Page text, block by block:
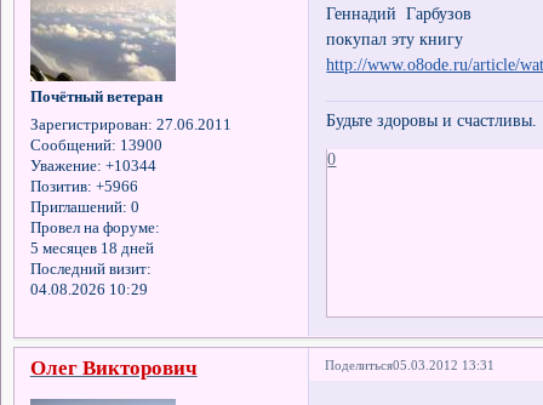
Почётный ветеран
Зарегистрирован: 27.06.2011
Сообщений: 13900
Уважение: +10344
Позитив: +5966
Приглашений: 0
Провел на форуме:
5 месяцев 18 дней
Последний визит:
04.08.2026 10:29
Геннадий Гарбузов
покупал эту книгу
http://www.o8ode.ru/article/
Будьте здоровы и счастливы.
0
Поделиться05.03.2012 13:31
Олег Викторович